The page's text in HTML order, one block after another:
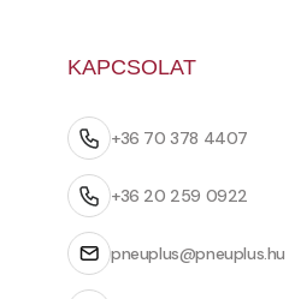
KAPCSOLAT
+36 70 378 4407
+36 20 259 0922
pneuplus@pneuplus.hu